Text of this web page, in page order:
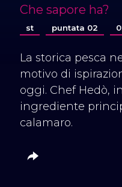
Che sapore ha?
st puntata 02
La storica pesca
motivo di
oggi. Chef Hedò,
ingrediente
calamaro.